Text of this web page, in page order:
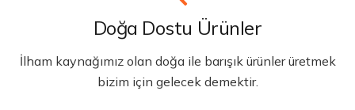
Doğa Dostu Ürünler
İlham kaynağımız olan doğa ile barışık ürünler üretmek
bizim için gelecek demektir.